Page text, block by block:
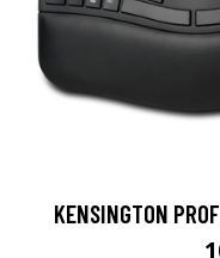
KENSINGTON